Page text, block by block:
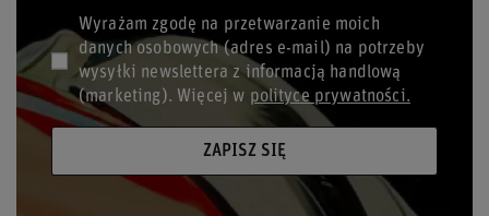
Wyrażam zgodę na przetwarzanie moich
danych osobowych (adres e-mail) na potrzeby
wysyłki newslettera z informacją handlową
(marketing). Więcej w polityce prywatności.
ZAPISZ SIĘ